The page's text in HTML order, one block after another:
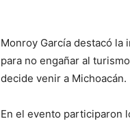
Monroy García destacó la
para no engañar al
decide venir a Michoacán.
En el evento participaron